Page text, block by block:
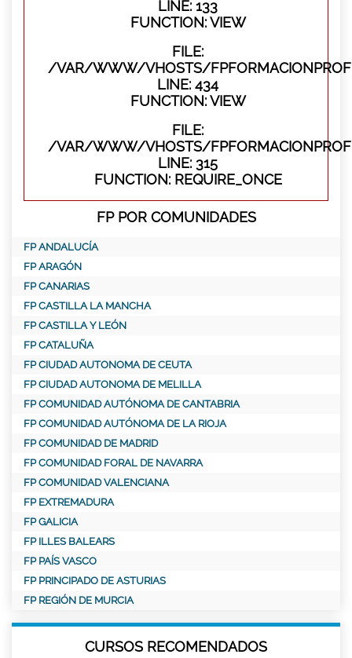
LINE: 133
FUNCTION: VIEW
FILE:
/VAR/WWW/VHOSTS/
LINE: 434
FUNCTION: VIEW
FILE:
/VAR/WWW/VHOSTS/
LINE: 315
FUNCTION: REQUIRE_ONCE
FP POR COMUNIDADES
FP ANDALUCÍA
FP ARAGÓN
FP CANARIAS
FP CASTILLA LA MANCHA
FP CASTILLA Y LEÓN
FP CATALUÑA
FP CIUDAD AUTONOMA DE CEUTA
FP CIUDAD AUTONOMA DE MELILLA
FP COMUNIDAD AUTÓNOMA DE CANTABRIA
FP COMUNIDAD AUTÓNOMA DE LA RIOJA
FP COMUNIDAD DE MADRID
FP COMUNIDAD FORAL DE NAVARRA
FP COMUNIDAD VALENCIANA
FP EXTREMADURA
FP GALICIA
FP ILLES BALEARS
FP PAÍS VASCO
FP PRINCIPADO DE ASTURIAS
FP REGIÓN DE MURCIA
CURSOS RECOMENDADOS